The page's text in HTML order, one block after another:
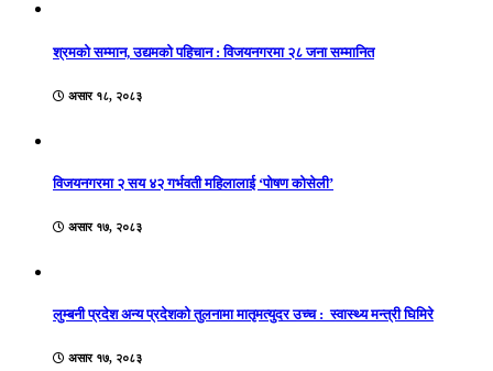
श्रमको सम्मान, उद्यमको पहिचान : विजयनगरमा २८ जना सम्मानित
असार १८, २०८३
विजयनगरमा २ सय ४२ गर्भवती महिलालाई ‘पोषण कोसेली’
असार १७, २०८३
लुम्बनी प्रदेश अन्य प्रदेशको तुलनामा मातृमत्युदर उच्च : स्वास्थ्य मन्त्री घिमिरे
असार १७, २०८३